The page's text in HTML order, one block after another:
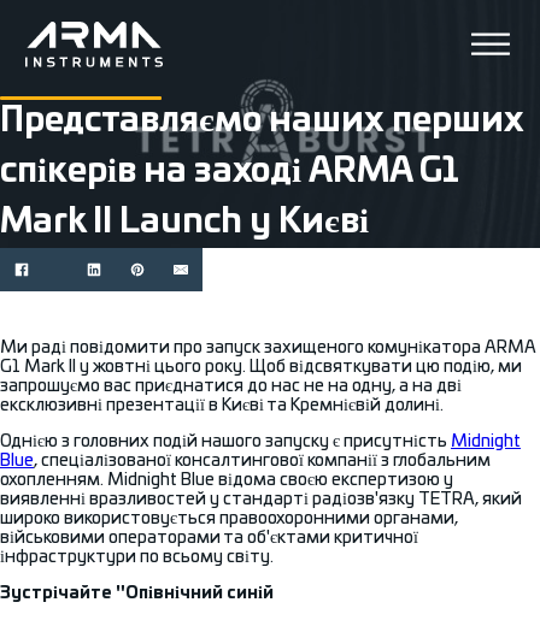
Представляємо наших перших
спікерів на заході ARMA G1
Mark II Launch у Києві
Ми раді повідомити про запуск захищеного комунікатора ARMA
G1 Mark II у жовтні цього року. Щоб відсвяткувати цю подію, ми
запрошуємо вас приєднатися до нас не на одну, а на дві
ексклюзивні презентації в Києві та Кремнієвій долині.
Однією з головних подій нашого запуску є присутність Midnight
Blue, спеціалізованої консалтингової компанії з глобальним
охопленням. Midnight Blue відома своєю експертизою у
виявленні вразливостей у стандарті радіозв'язку TETRA, який
широко використовується правоохоронними органами,
військовими операторами та об'єктами критичної
інфраструктури по всьому світу.
Зустрічайте "Опівнічний синій